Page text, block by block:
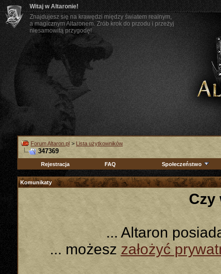
Witaj w Altaronie!
Znajdujesz się na krawędzi między światem realnym,
a magicznym Altaronem. Zrób krok do przodu i przeżyj
niesamowitą przygodę!
Forum Altaron.pl > Lista użytkowników
347369
Rejestracja FAQ Społeczeństwo
Komunikaty
Czy
... Altaron
... możeszzałożyć